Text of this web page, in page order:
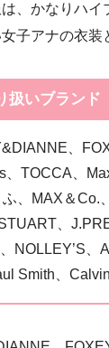
、かなりハ
子アナの衣装
扱いブランド
、
、TOCCA、
、MAX＆Co.
、
NOLLEY’S、
Smith、